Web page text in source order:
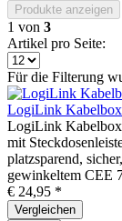
Produkte anzeigen
1 von 3
Artikel pro Seite:
Für die Filterung
LogiLink Kabelbox
LogiLink Kabelbox
mit
platzsparend,
gewinkeltem CEE
€ 24,95 *
Vergleichen